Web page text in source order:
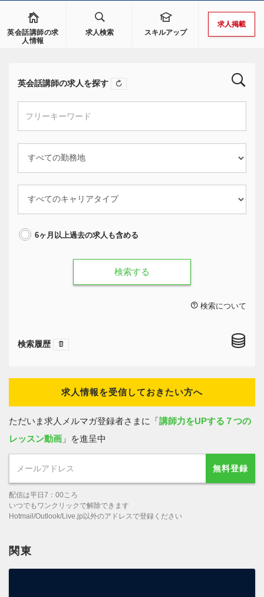
英会話講師の求
人情報
求人検索 スキルアップ
求人掲載
英会話講師の求人を探す
6ヶ月以上過去の求人も含める
検索する
検索について
検索履歴
求人情報を受信しておきたい方へ
ただいま求人メルマガ登録者さまに「 講師力をUPする７つの
レッスン動画 」を進呈中
無料登録
配信は平日7：00ころ
いつでもワンクリックで解除できます
Hotmail/Outlook/Live.jp以外のアドレスで登録ください
関東